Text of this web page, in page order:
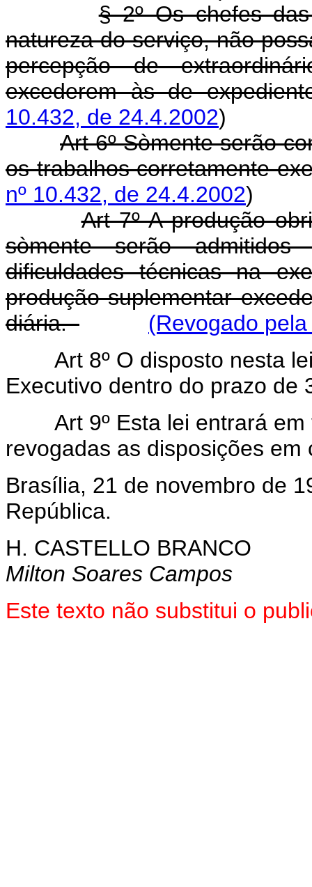
§ 2º Os chefes
natureza do serviço, não
percepção de
excederem às de
10.432, de 24.4.2002)
Art 6º Sòmente serão
os trabalhos corretamente
nº 10.432, de 24.4.2002)
Art 7º A produção
sòmente serão
dificuldades técnicas na
produção suplementar
diária.
(Revogado
Art 8º O disposto nesta
Executivo dentro do prazo de
Art 9º Esta lei entrará
revogadas as disposições em
Brasília, 21 de novembro de
República.
H. CASTELLO BRANCO
Milton Soares Campos
Este texto não substitui o